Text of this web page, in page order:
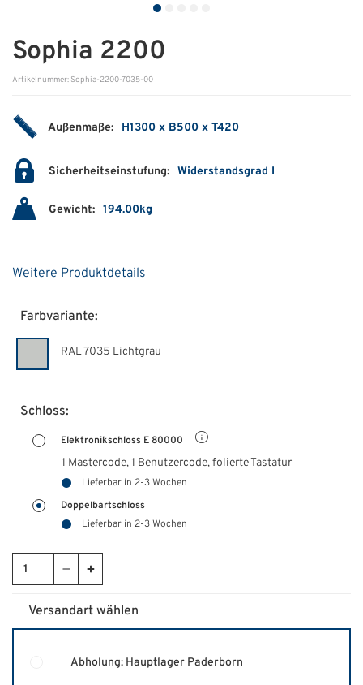
Über uns
Messen & Events
Presse
Qualitätspolitik
Unternehmen
Sophia 2200
Artikelnummer: Sophia-2200-7035-00
Außenmaße: H1300 x B500 x T420
Sicherheitseinstufung: Widerstandsgrad I
Gewicht: 194.00kg
Weitere Produktdetails
Farbvariante:
RAL 7035 Lichtgrau
Schloss:
Elektronikschloss E 80000
1 Mastercode, 1 Benutzercode, folierte Tastatur
Lieferbar in 2-3 Wochen
Doppelbartschloss
Lieferbar in 2-3 Wochen
Versandart wählen
Abholung: Hauptlager Paderborn